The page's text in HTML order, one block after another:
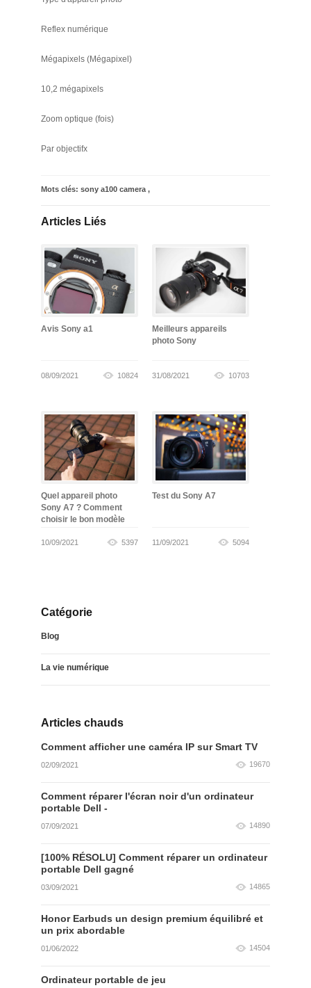
Reflex numérique
Mégapixels (Mégapixel)
10,2 mégapixels
Zoom optique (fois)
Par objectifx
Mots clés: sony a100 camera ,
Articles Liés
Avis Sony a1
08/09/2021 10824
Meilleurs appareils
photo Sony
31/08/2021 10703
Quel appareil photo
Sony A7 ? Comment
choisir le bon modèle
10/09/2021 5397
Test du Sony A7
11/09/2021 5094
Catégorie
Blog
La vie numérique
Articles chauds
Comment afficher une caméra IP sur Smart TV
02/09/2021 19670
Comment réparer l'écran noir d'un ordinateur
portable Dell -
07/09/2021 14890
[100% RÉSOLU] Comment réparer un ordinateur
portable Dell gagné
03/09/2021 14865
Honor Earbuds un design premium équilibré et
un prix abordable
01/06/2022 14504
Ordinateur portable de jeu